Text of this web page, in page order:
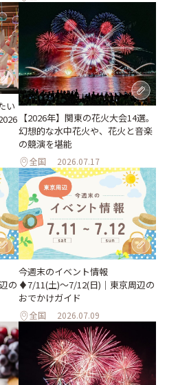
い
【2026年】関東の花火大会14選。
幻想的な水中花火や、花火と音楽
の競演を堪能
全国 2026.07.17
の
今週末のイベント情報
♦︎7/11(土)〜7/12(日)｜東京周辺の
おでかけガイド
全国 2026.07.09